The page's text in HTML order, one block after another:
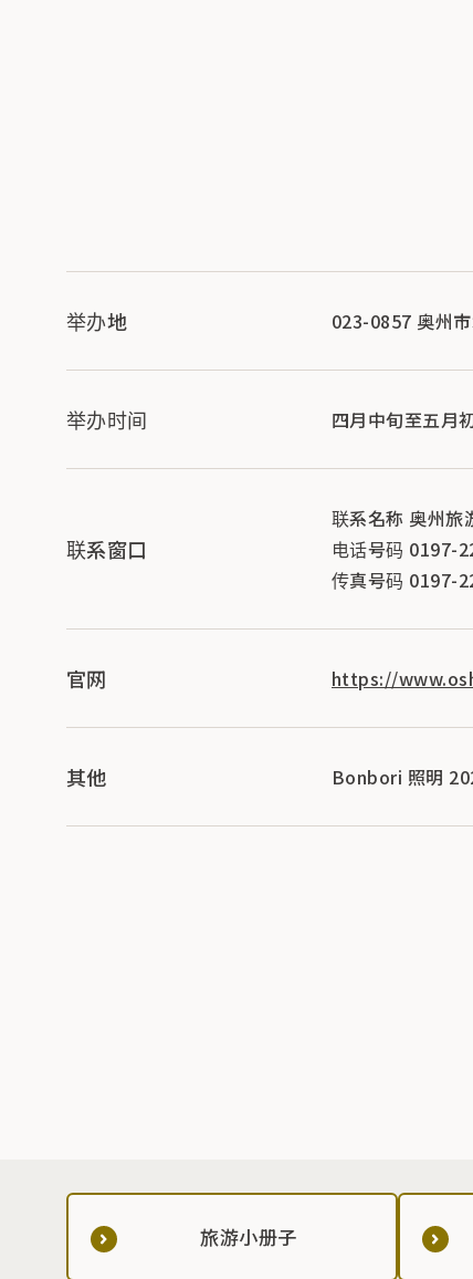
举办地 023-0857 奥州市
举办时间 四月中旬至五月初
联系窗口
联系名称 奥州旅
电话号码 0197-
传真号码 0197-
官网 https://
其他 Bonbori 照明
旅游小册子